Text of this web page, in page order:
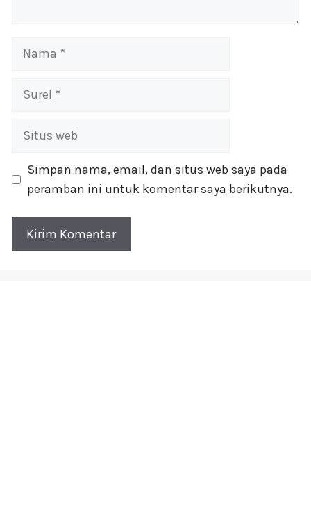
Nama
Surel
Situs
Simpan nama, email, dan situs web saya pada
peramban ini untuk komentar saya berikutnya.